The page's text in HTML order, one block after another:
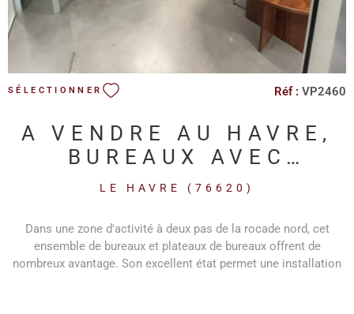
SÉLECTIONNER Réf : VP2460
A VENDRE AU HAVRE,
BUREAUX AVEC
PARKING
LE HAVRE (76620)
Dans une zone d'activité à deux pas de la rocade nord, cet
ensemble de bureaux et plateaux de bureaux offrent de
nombreux avantage. Son excellent état permet une installation